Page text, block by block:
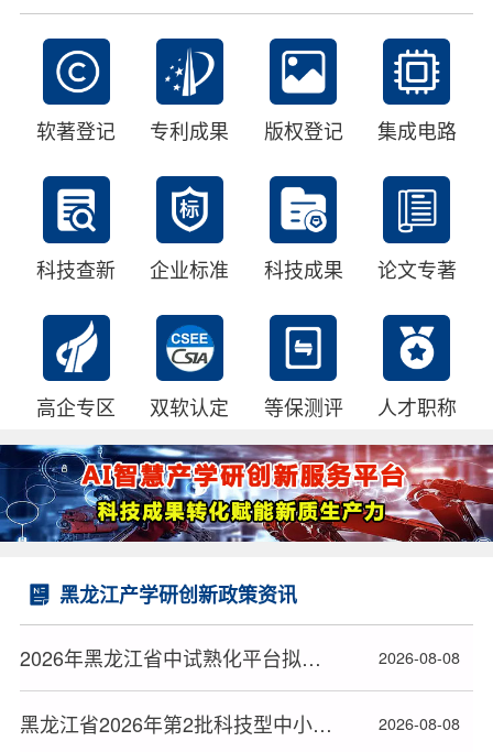
软著登记 专利成果 版权登记 集成电路
科技查新 企业标准 科技成果 论文专著
高企专区 双软认定 等保测评 人才职称
黑龙江产学研创新政策资讯
2026年黑龙江省中试熟化平台拟资助名单公布 2026-08-08
黑龙江省2026年第2批科技型中小企业拟入库名单公布 2026-08-08